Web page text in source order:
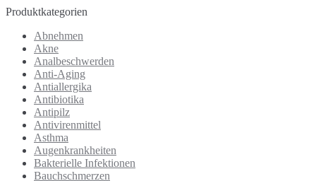
Produktkategorien
Abnehmen
Akne
Analbeschwerden
Anti-Aging
Antiallergika
Antibiotika
Antipilz
Antivirenmittel
Asthma
Augenkrankheiten
Bakterielle Infektionen
Bauchschmerzen